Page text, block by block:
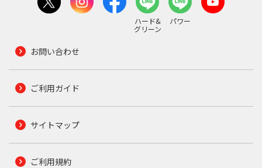
ハード&
グリーン
パワー
お問い合わせ
ご利用ガイド
サイトマップ
ご利用規約